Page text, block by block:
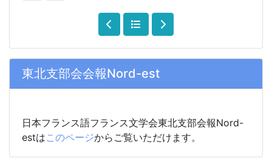
東北支部会会報Nord-est
日本フランス語フランス文学会東北支部会報Nord-
estはこのページからご覧いただけます。